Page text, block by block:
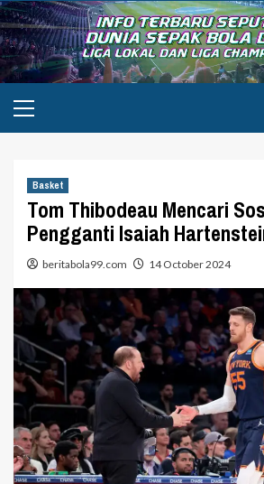
Skip
to
content
Menu
Basket
Tom Thibodeau Mencari
Pengganti Isaiah
beritabola99.com 14 October 2024